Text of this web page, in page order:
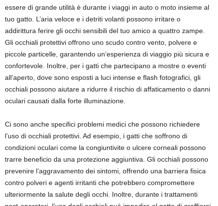
essere di grande utilità è durante i viaggi in auto o moto insieme al
tuo gatto. L’aria veloce e i detriti volanti possono irritare o
addirittura ferire gli occhi sensibili del tuo amico a quattro zampe.
Gli occhiali protettivi offrono uno scudo contro vento, polvere e
piccole particelle, garantendo un’esperienza di viaggio più sicura e
confortevole. Inoltre, per i gatti che partecipano a mostre o eventi
all’aperto, dove sono esposti a luci intense e flash fotografici, gli
occhiali possono aiutare a ridurre il rischio di affaticamento o danni
oculari causati dalla forte illuminazione.
Ci sono anche specifici problemi medici che possono richiedere
l’uso di occhiali protettivi. Ad esempio, i gatti che soffrono di
condizioni oculari come la congiuntivite o ulcere corneali possono
trarre beneficio da una protezione aggiuntiva. Gli occhiali possono
prevenire l’aggravamento dei sintomi, offrendo una barriera fisica
contro polveri e agenti irritanti che potrebbero compromettere
ulteriormente la salute degli occhi. Inoltre, durante i trattamenti